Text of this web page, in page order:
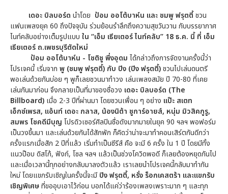
เดอะ บิลบอร์ด นำโดย ป้อม ออโต้บาห์น และ ชมพู ฟรุตตี้ชวน
แฟนเพลงยุค 60 ถึงปัจจุบัน ร่วมย้อนรำลึกถึงความสุขวันวาน กับบรรยากาศ
ไนท์คลับอย่างเต็มรูปแบบ ใน “เอ็ม เธียเตอร์ ไนท์คลับ” 18 ธ.ค. นี้ ที่ เอ็ม
เธียเตอร์ ถ.เพชรบุรีตัดใหม่
ป้อม ออโต้บาห์น - โชติชู พึ่งอุดม ได้กล่าวถึงการจัดงานครั้งนี้ว่า
โปรเจคนี้ เริ่มจาก พู (ชมพู ฟรุตตี้) กับ ปิง (ปิง ฟรุตตี้)ชวนไปเล่นดนตรี
พอเล่นด้วยกันบ่อย ๆ พูก็เลยชวนมาทำวง เล่นเพลงสมัย ปี 70-80 ที่เคย
เล่นกันมาก่อน จึงกลายเป็นที่มาของชื่อวง เดอะ บิลบอร์ด (The
Billboard) เมื่อ 2-3 ปีที่ผ่านมา โดยชวนเพื่อน ๆ อย่าง แป๊ะ สเตท
เอ็กซ์เพรส, แอ้นท์ เดอะ กลาส, น้องนิต้า ชูการ์อายส์, หนุ่ม มิวสิคกูรู,
สมพร โชคดีมีบุญ โปรดิวเซอร์ศิลปินชื่อดังมากมายในยุค 90 ฯลฯ พอฟอร์ม
เป็นวงขึ้นมา และเล่นด้วยกันได้สักพัก ก็คิดว่าน่าจะมาทำคอนเสิร์ตกันดีกว่า
ครั้งแรกเมื่อสัก 2 ปีที่แล้ว เริ่มทำเป็นซีรีส์ คือ จะมี 6 ครั้ง ใน 1 ปี โดยมีทั้ง
แนวป๊อบ ดิสโก้, ฟังก์, โซล ฯลฯ แล้วเป็นช่วงโควิดพอดี ก็เลยต้องหยุดกันไป
และเมื่อเวลานี้ทุกอย่างกลับมาลงตัวแล้ว เราเลยนำโปรเจคนี้กลับมาทำกัน
ใหม่ โดยแขกรับเชิญในครั้งนี้จะมี ปิง ฟรุตตี้, หรั่ง ร็อกเคสตร้า และแขกรับ
เชิญพิเศษที่ขออุบเอาไว้ก่อน บอกได้แค่ว่าร้องเพลงเพราะมาก ๆ และทุก